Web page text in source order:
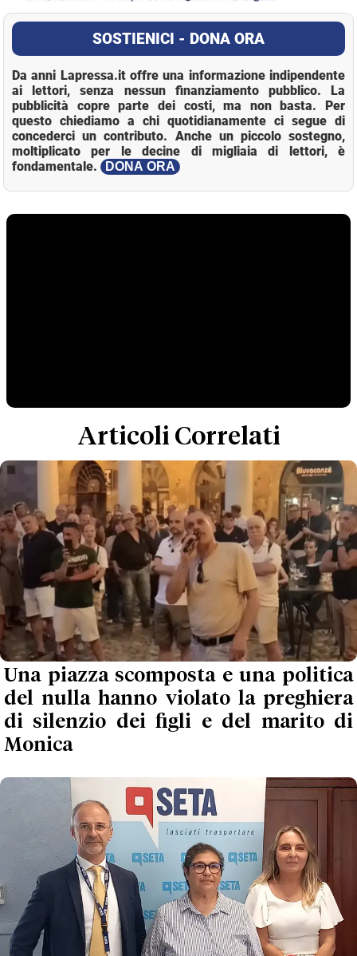
SOSTIENICI - DONA ORA
Da anni Lapressa.it offre una informazione indipendente
ai lettori, senza nessun finanziamento pubblico. La
pubblicità copre parte dei costi, ma non basta. Per
questo chiediamo a chi quotidianamente ci segue di
concederci un contributo. Anche un piccolo sostegno,
moltiplicato per le decine di migliaia di lettori, è
fondamentale.
DONA ORA
Articoli Correlati
Una piazza scomposta e una politica
del nulla hanno violato la preghiera
di silenzio dei figli e del marito di
Monica